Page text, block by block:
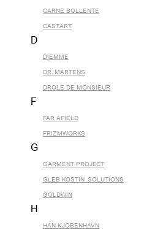
CARNE BOLLENTE
CASTART
D
DIEMME
DR. MARTENS
DROLE DE MONSIEUR
F
FAR AFIELD
FRIZMWORKS
G
GARMENT PROJECT
GLEB KOSTIN .SOLUTIONS
GOLDWIN
H
HAN KJOBENHAVN